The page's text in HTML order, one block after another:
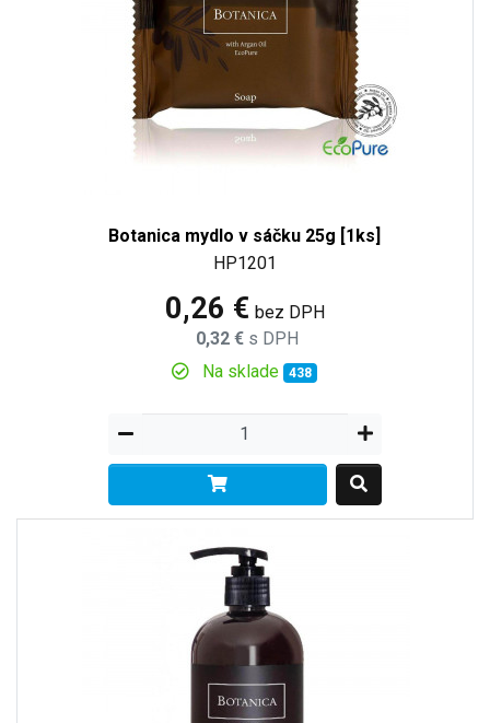
Botanica mydlo v sáčku 25g [1ks]
HP1201
0,26 € bez DPH
0,32 € s DPH
Na sklade 438